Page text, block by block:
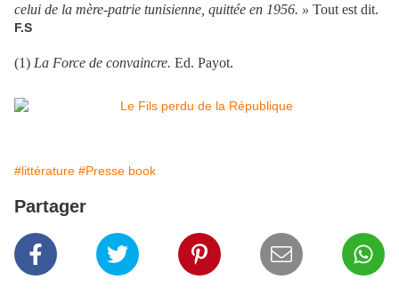
celui de la mère-patrie tunisienne, quittée en 1956. » Tout est dit.
F.S
(1) La Force de convaincre. Ed. Payot.
#littérature #Presse book
Partager